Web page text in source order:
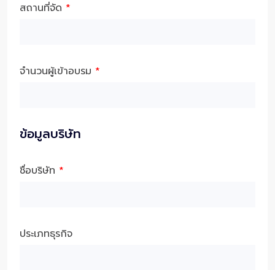
สถานที่จัด *
จำนวนผู้เข้าอบรม *
ข้อมูลบริษัท
ชื่อบริษัท *
ประเภทธุรกิจ